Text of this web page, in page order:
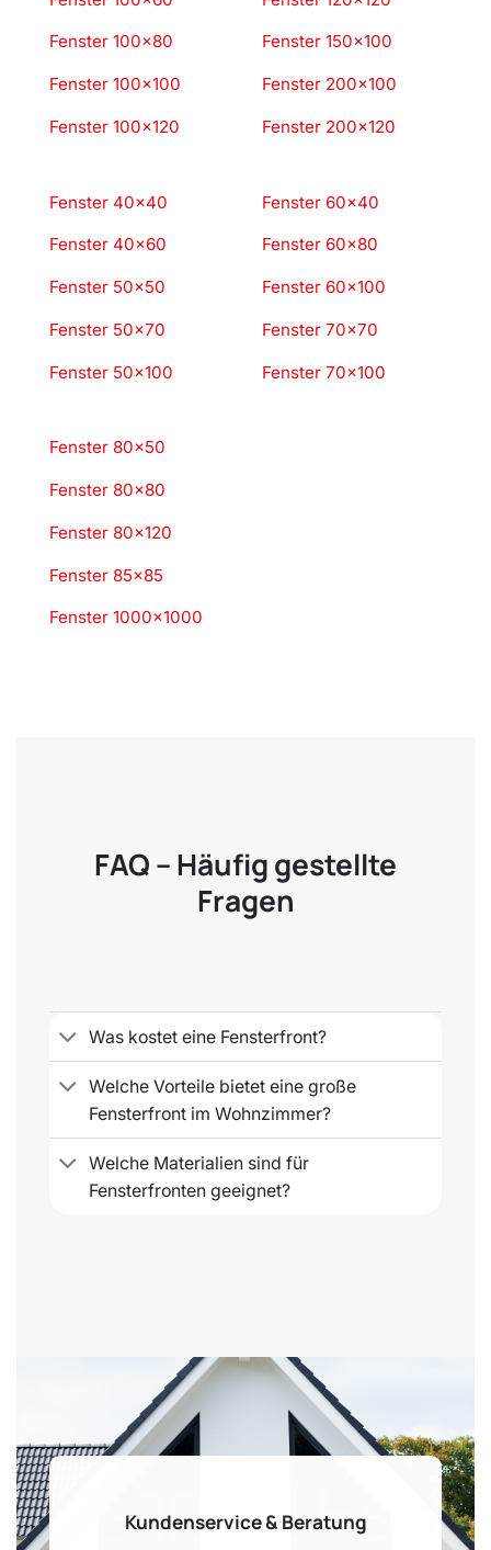
Fenster 100×80
Fenster 100×100
Fenster 100×120
Fenster 150×100
Fenster 200×100
Fenster 200×120
Fenster 40×40
Fenster 40×60
Fenster 50×50
Fenster 50×70
Fenster 50×100
Fenster 60×40
Fenster 60×80
Fenster 60×100
Fenster 70×70
Fenster 70×100
Fenster 80×50
Fenster 80×80
Fenster 80×120
Fenster 85×85
Fenster 1000×1000
FAQ – Häufig gestellte
Fragen
Was kostet eine Fensterfront?
Welche Vorteile bietet eine große
Fensterfront im Wohnzimmer?
Welche Materialien sind für
Fensterfronten geeignet?
Kundenservice & Beratung